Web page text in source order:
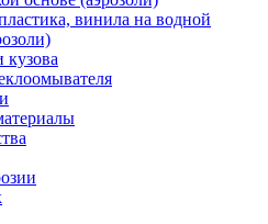
винила на водной
кузова